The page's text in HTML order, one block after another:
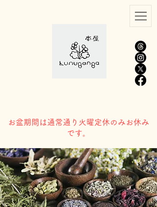
​お盆期間は通常通り火曜定休のみお休み
です。